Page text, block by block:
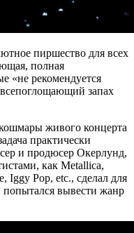
пиршество для всех
полная
«не рекомендуется
запах
живого концерта
практически
и продюсер Окерлунд,
как Metallica,
Iggy Pop, etc., сделал для
попытался вывести жанр